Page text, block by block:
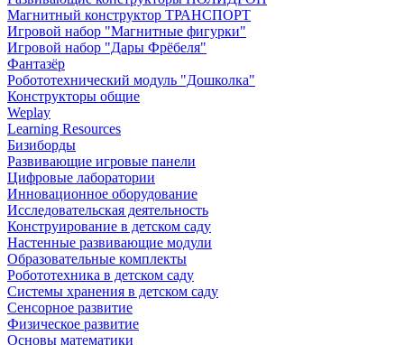
Магнитный конструктор ТРАНСПОРТ
Игровой набор "Магнитные фигурки"
Игровой набор "Дары Фрёбеля"
Фантазёр
Робототехнический модуль "Дошколка"
Конструкторы общие
Weplay
Learning Resources
Бизиборды
Развивающие игровые панели
Цифровые лаборатории
Инновационное оборудование
Исследовательская деятельность
Конструирование в детском саду
Настенные развивающие модули
Образовательные комплекты
Робототехника в детском саду
Системы хранения в детском саду
Сенсорное развитие
Физическое развитие
Основы математики